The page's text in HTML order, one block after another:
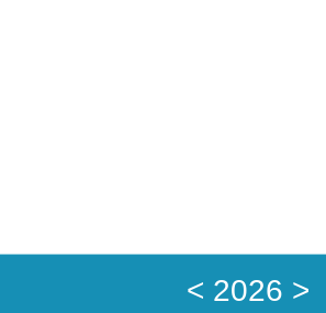
< 2026 >